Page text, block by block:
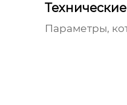
Параметры,